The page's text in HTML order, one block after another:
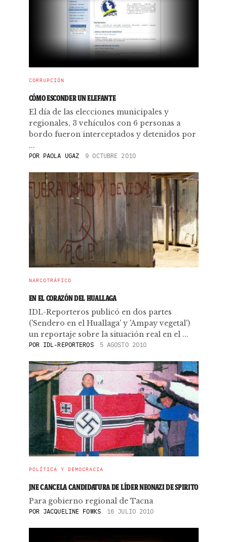
CORRUPCIÓN
CÓMO ESCONDER UN ELEFANTE
El día de las elecciones municipales y
regionales, 3 vehículos con 6 personas a
bordo fueron interceptados y detenidos por
...
PORPAOLA UGAZ 9 OCTUBRE 2010
NARCOTRÁFICO
EN EL CORAZÓN DEL HUALLAGA
IDL-Reporteros publicó en dos partes
('Sendero en el Huallaga' y 'Ampay vegetal')
un reportaje sobre la situación real en el ...
POR IDL-REPORTEROS 5 AGOSTO 2010
POLÍTICA Y DEMOCRACIA
JNE CANCELA CANDIDATURA DE LÍDER NEONAZI DE SPIRITO
Para gobierno regional de Tacna
PORJACQUELINE FOWKS 16 JULIO 2010